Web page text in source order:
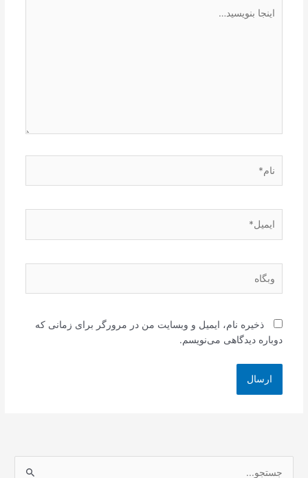
بنویسید…
ذخیره نام، ایمیل و وبسایت من در مرورگر برای زمانی که
دوباره دیدگاهی می‌نویسم.